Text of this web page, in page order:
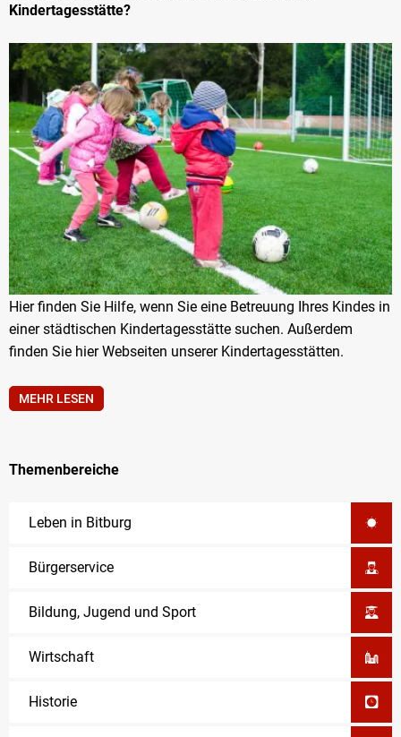
Kindertagesstätte?
Hier finden Sie Hilfe, wenn Sie eine Betreuung Ihres Kindes in
einer städtischen Kindertagesstätte suchen. Außerdem
finden Sie hier Webseiten unserer Kindertagesstätten.
MEHR LESEN
Themenbereiche
Leben in Bitburg
Bürgerservice
Bildung, Jugend und Sport
Wirtschaft
Historie